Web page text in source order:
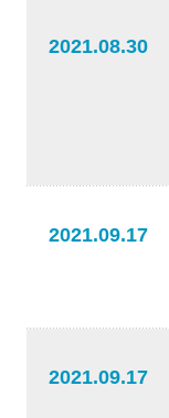
2021.08.30
2021.09.17
2021.09.17